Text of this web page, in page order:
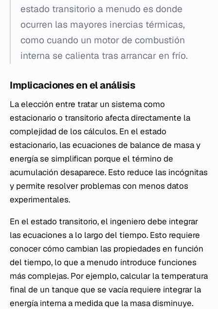
estado transitorio a menudo es donde
ocurren las mayores inercias térmicas,
como cuando un motor de combustión
interna se calienta tras arrancar en frío.
Implicaciones en el análisis
La elección entre tratar un sistema como
estacionario o transitorio afecta directamente la
complejidad de los cálculos. En el estado
estacionario, las ecuaciones de balance de masa y
energía se simplifican porque el término de
acumulación desaparece. Esto reduce las incógnitas
y permite resolver problemas con menos datos
experimentales.
En el estado transitorio, el ingeniero debe integrar
las ecuaciones a lo largo del tiempo. Esto requiere
conocer cómo cambian las propiedades en función
del tiempo, lo que a menudo introduce funciones
más complejas. Por ejemplo, calcular la temperatura
final de un tanque que se vacía requiere integrar la
energía interna a medida que la masa disminuye.